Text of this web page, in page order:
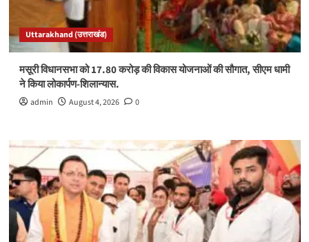
Uttarakhand (उत्तराखंड)
मसूरी विधानसभा को 17.80 करोड़ की विकास योजनाओं की सौगात, सीएम धामी
ने किया लोकार्पण-शिलान्यास.
admin August 4, 2026 0